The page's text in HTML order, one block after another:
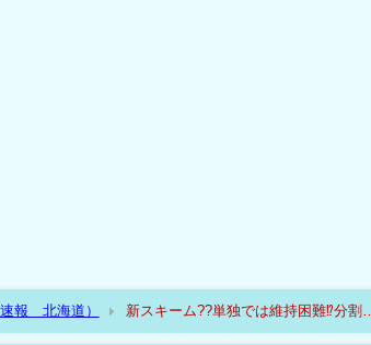
報 北海道）
新スキーム??単独では維持困難⁉分割民